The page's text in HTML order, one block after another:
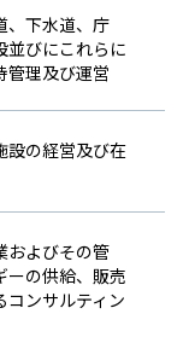
、下水道、庁
並びにこれらに
管理及び運営
設の経営及び在
およびその管
ーの供給、販売
コンサルティン